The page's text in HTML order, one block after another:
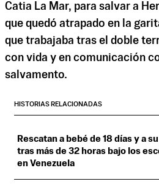
Catia La Mar, para salvar a
que quedó atrapado en la
que trabajaba tras el doble
con vida y en comunicación
salvamento.
HISTORIAS RELACIONADAS
Rescatan a bebé de 18 días y a
tras más de 32 horas bajo los
en Venezuela